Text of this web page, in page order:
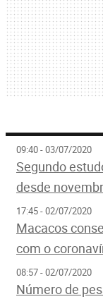
09:40 - 03/07/2020
Segundo
desde
17:45 - 02/07/2020
Macacos
com o
08:57 - 02/07/2020
Número de